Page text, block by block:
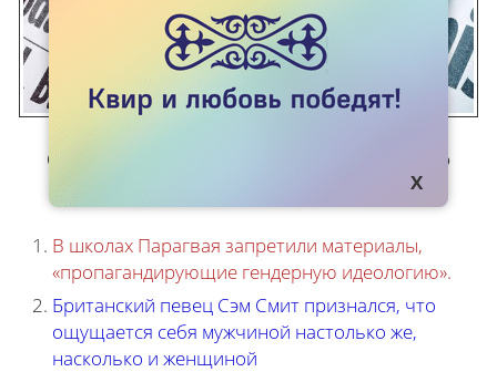
Список главных событий за прошедшую
В школах Парагвая запретили материалы,
«пропагандирующие гендерную идеологию».
Британский певец Сэм Смит признался, что
ощущается себя мужчиной настолько же,
насколько и женщиной